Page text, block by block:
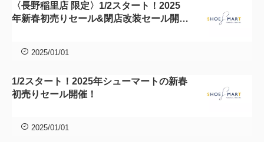
〈長野稲里店 限定〉1/2スタート！2025
年新春初売りセール&閉店改装セール開
2025/01/01
1/2スタート！2025年シューマートの新春
初売りセール開催！
2025/01/01